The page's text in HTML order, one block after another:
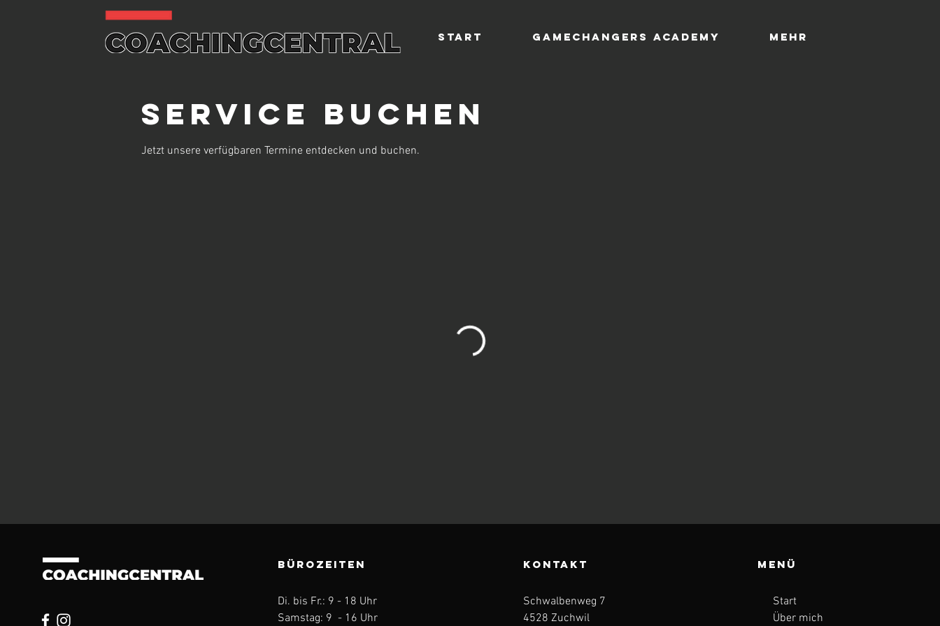
Start Gamechangers Academy Mehr
Service buchen
Jetzt unsere verfügbaren Termine entdecken und buchen.
BÜROZEITEN
Di. bis Fr.: 9 - 18 Uhr
Samstag: 9 - 16 Uhr
KONTAKT
Schwalbenweg 7
4528 Zuchwil
Menü
Start
Über mich